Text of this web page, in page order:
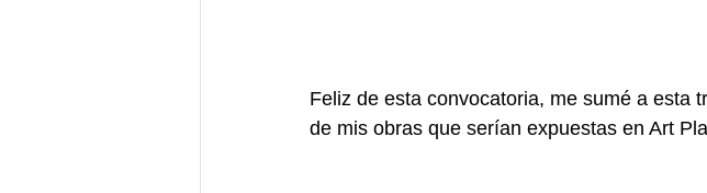
Feliz de esta convocatoria, me sumé a esta
de mis obras que serían expuestas en Art